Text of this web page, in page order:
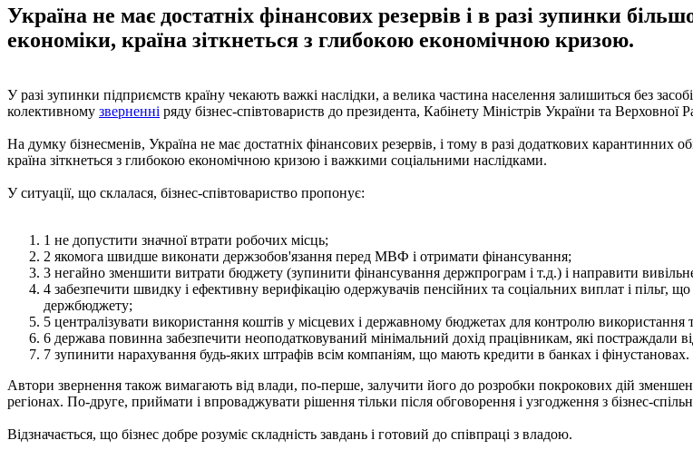
Україна не має достатніх фінансових резервів і в разі зупинки
економіки, країна зіткнеться з глибокою економічною кризою.
У разі зупинки підприємств країну чекають важкі наслідки, а велика частина населення залишиться без
колективному зверненні ряду бізнес-співтовариств до президента, Кабінету Міністрів України та Верховної
На думку бізнесменів, Україна не має достатніх фінансових резервів, і тому в разі додаткових
країна зіткнеться з глибокою економічною кризою і важкими соціальними наслідками.
У ситуації, що склалася, бізнес-співтовариство пропонує:
1 не допустити значної втрати робочих місць;
2 якомога швидше виконати держзобов'язання перед МВФ і отримати фінансування;
3 негайно зменшити витрати бюджету (зупинити фінансування держпрограм і т.д.) і направити
4 забезпечити швидку і ефективну верифікацію одержувачів пенсійних та соціальних виплат і пільг,
держбюджету;
5 централізувати використання коштів у місцевих і державному бюджетах для контролю використання
6 держава повинна забезпечити неоподатковуваний мінімальний дохід працівникам, які постраждали
7 зупинити нарахування будь-яких штрафів всім компаніям, що мають кредити в банках і фінустановах.
Автори звернення також вимагають від влади, по-перше, залучити його до розробки покрокових дій
регіонах. По-друге, приймати і впроваджувати рішення тільки після обговорення і узгодження з бізнес-
Відзначається, що бізнес добре розуміє складність завдань і готовий до співпраці з владою.